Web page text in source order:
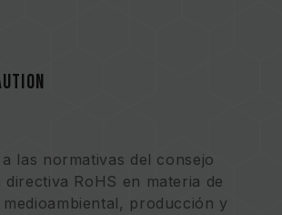
las normativas del consejo
directiva RoHS en materia de
producción y